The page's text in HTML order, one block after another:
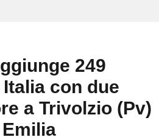
249
con due
a Trivolzio (Pv)